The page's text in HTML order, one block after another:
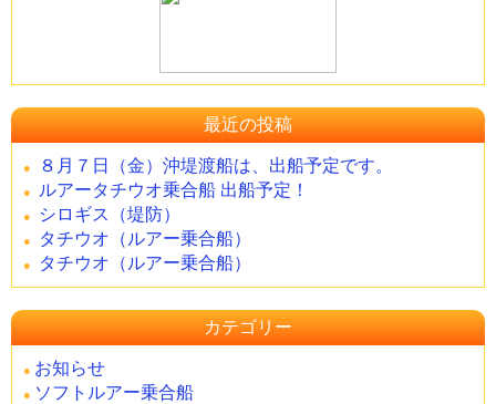
最近の投稿
８月７日（金）沖堤渡船は、出船予定です。
ルアータチウオ乗合船 出船予定！
シロギス（堤防）
タチウオ（ルアー乗合船）
タチウオ（ルアー乗合船）
カテゴリー
お知らせ
ソフトルアー乗合船